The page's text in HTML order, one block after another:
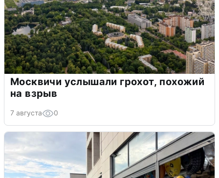
Москвичи услышали грохот, похожий
на взрыв
7 августа 0